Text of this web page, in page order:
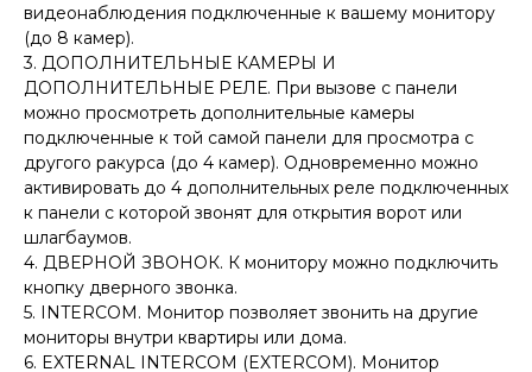
видеонаблюдения подключенные к вашему монитору
(до 8 камер).
3. ДОПОЛНИТЕЛЬНЫЕ КАМЕРЫ И
ДОПОЛНИТЕЛЬНЫЕ РЕЛЕ. При вызове с панели
можно просмотреть дополнительные камеры
подключенные к той самой панели для просмотра с
другого ракурса (до 4 камер). Одновременно можно
активировать до 4 дополнительных реле подключенных
к панели с которой звонят для открытия ворот или
шлагбаумов.
4. ДВЕРНОЙ ЗВОНОК. К монитору можно подключить
кнопку дверного звонка.
5. INTERCOM. Монитор позволяет звонить на другие
мониторы внутри квартиры или дома.
6. EXTERNAL INTERCOM (EXTERCOM). Монитор